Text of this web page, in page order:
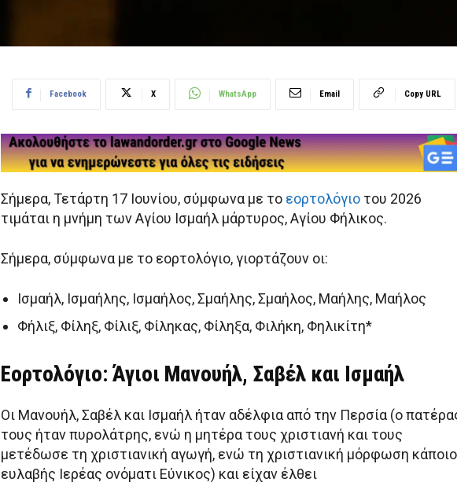
Facebook X WhatsApp Email Copy URL
Σήμερα, Τετάρτη 17 Ιουνίου, σύμφωνα με το εορτολόγιο του 2026
τιμάται η μνήμη των Αγίου Ισμαήλ μάρτυρος, Αγίου Φήλικος.
Σήμερα, σύμφωνα με το εορτολόγιο, γιορτάζουν οι:
Ισμαήλ, Ισμαήλης, Ισμαήλος, Σμαήλης, Σμαήλος, Μαήλης, Μαήλος
Φήλιξ, Φίληξ, Φίλιξ, Φίληκας, Φίληξα, Φιλήκη, Φηλικίτη*
Εορτολόγιο: Άγιοι Μανουήλ, Σαβέλ και Ισμαήλ
Οι Μανουήλ, Σαβέλ και Ισμαήλ ήταν αδέλφια από την Περσία (ο
τους ήταν πυρολάτρης, ενώ η μητέρα τους χριστιανή και τους
μετέδωσε τη χριστιανική αγωγή, ενώ τη χριστιανική μόρφωση
ευλαβής Ιερέας ονόματι Εύνικος) και είχαν έλθει